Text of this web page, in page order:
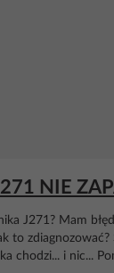
NIE
J271? Mam
to
chodzi... i nic...